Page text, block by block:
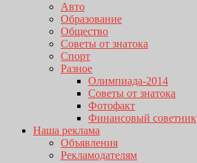
Авто
Образование
Общество
Советы от знатока
Спорт
Разное
Олимпиада-2014
Советы от знатока
Фотофакт
Финансовый советник
Наша реклама
Объявления
Рекламодателям